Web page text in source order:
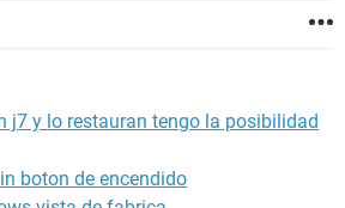
j7 y lo restauran tengo la posibilidad
boton de encendido